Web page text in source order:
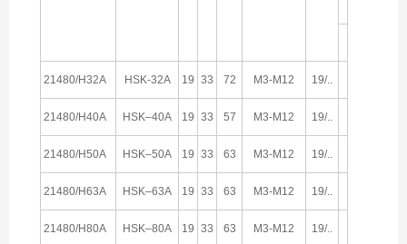
21480/H32A HSK-32A 19 33 72 M3-M12 19/..
21480/H40A HSK–40A 19 33 57 M3-M12 19/..
21480/H50A HSK–50A 19 33 63 M3-M12 19/..
21480/H63A HSK–63A 19 33 63 M3-M12 19/..
21480/H80A HSK–80A 19 33 63 M3-M12 19/..